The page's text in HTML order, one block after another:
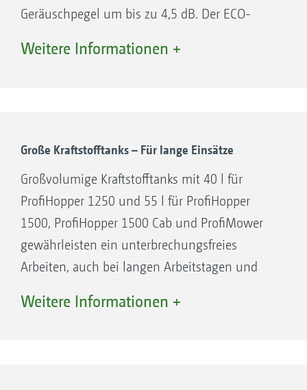
Geräuschpegel um bis zu 4,5 dB. Der ECO-
aufsammeln und für Mäharbeiten unter
Hohe Arbeitsgeschwindigkeiten und
ECO-Modus, geringer Verbrauch und
großvolumige Kraftstofftanks erlauben lange
Arbeitseinsätze.
Moderne Abgasnachbehandlung ohne DEF.
Weitere Informationen +
Große Kraftstofftanks – Für lange Einsätze
Großvolumige Kraftstofftanks mit 40 l für
ProfiHopper 1250 und 55 l für ProfiHopper
1500, ProfiHopper 1500 Cab und ProfiMower
gewährleisten ein unterbrechungsfreies
Arbeiten, auch bei langen Arbeitstagen und
Schlagkraft, mehr Flexibilität.
Weitere Informationen +